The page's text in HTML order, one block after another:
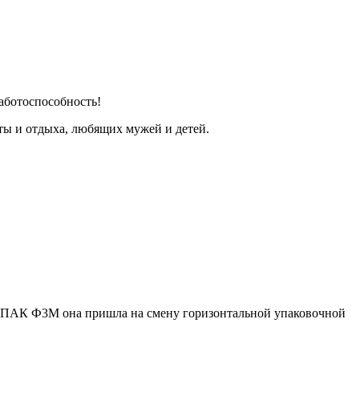
и отдыха, любящих мужей и детей.
Ф3М она пришла на смену горизонтальной упаковочной